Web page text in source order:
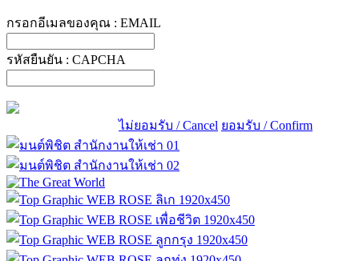
กรอกอีเมลของคุณ : EMAIL
รหัสยืนยัน : CAPCHA
ไม่ยอมรับ / Cancel ยอมรับ / Confirm